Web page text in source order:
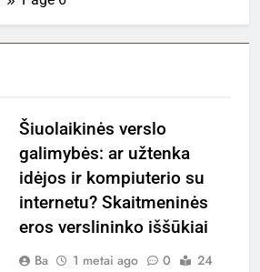
Šiuolaikinės verslo
galimybės: ar užtenka
idėjos ir kompiuterio su
internetu? Skaitmeninės
eros verslininko iššūkiai
Ba 1 metai ago 0
24